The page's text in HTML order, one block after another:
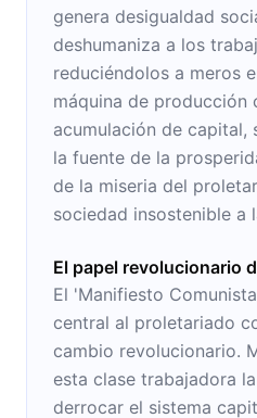
genera desigualdad
deshumaniza a los
reduciéndolos a meros
máquina de producción
acumulación de capital,
la fuente de la
de la miseria del
sociedad insostenible a
El papel revolucionario
El 'Manifiesto
central al proletariado
cambio revolucionario.
esta clase trabajadora
derrocar el sistema